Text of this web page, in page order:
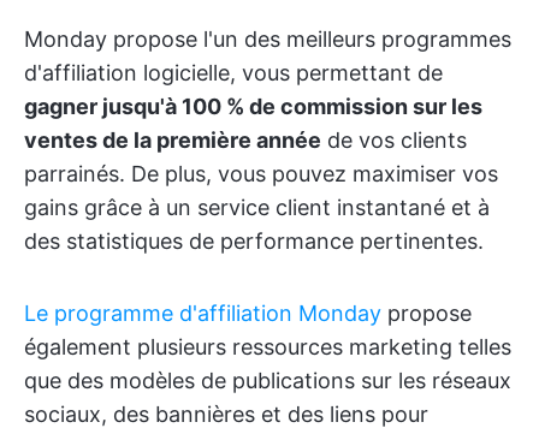
Monday propose l'un des meilleurs programmes
d'affiliation logicielle, vous permettant de
gagner jusqu'à 100 % de commission sur les
ventes de la première année de vos clients
parrainés. De plus, vous pouvez maximiser vos
gains grâce à un service client instantané et à
des statistiques de performance pertinentes.
Le programme d'affiliation Monday propose
également plusieurs ressources marketing telles
que des modèles de publications sur les réseaux
sociaux, des bannières et des liens pour